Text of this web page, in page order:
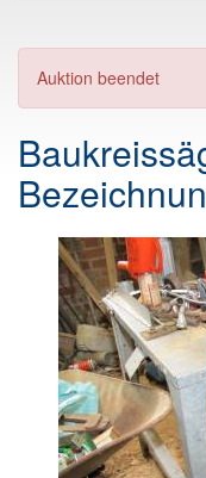
Auktion beendet